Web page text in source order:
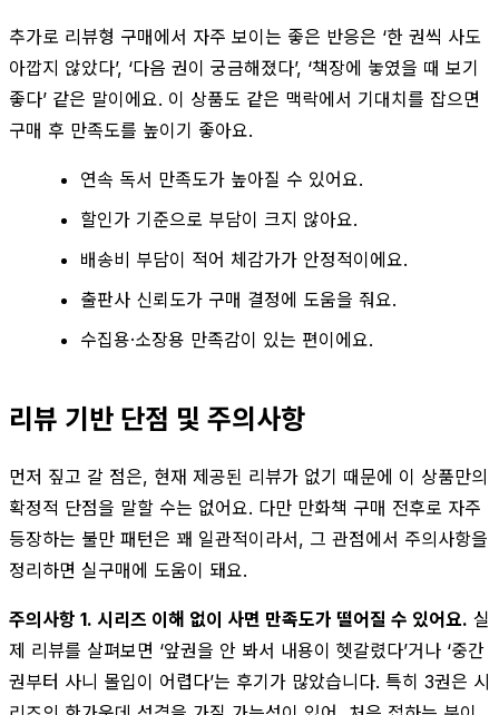
추가로 리뷰형 구매에서 자주 보이는 좋은 반응은 ‘한 권씩 사도
아깝지 않았다’, ‘다음 권이 궁금해졌다’, ‘책장에 놓였을 때 보기
좋다’ 같은 말이에요. 이 상품도 같은 맥락에서 기대치를 잡으면
구매 후 만족도를 높이기 좋아요.
연속 독서 만족도가 높아질 수 있어요.
할인가 기준으로 부담이 크지 않아요.
배송비 부담이 적어 체감가가 안정적이에요.
출판사 신뢰도가 구매 결정에 도움을 줘요.
수집용·소장용 만족감이 있는 편이에요.
리뷰 기반 단점 및 주의사항
먼저 짚고 갈 점은, 현재 제공된 리뷰가 없기 때문에 이 상품만의
확정적 단점을 말할 수는 없어요. 다만 만화책 구매 전후로 자주
등장하는 불만 패턴은 꽤 일관적이라서, 그 관점에서 주의사항을
정리하면 실구매에 도움이 돼요.
주의사항 1. 시리즈 이해 없이 사면 만족도가 떨어질 수 있어요. 실
제 리뷰를 살펴보면 ‘앞권을 안 봐서 내용이 헷갈렸다’거나 ‘중간
권부터 사니 몰입이 어렵다’는 후기가 많았습니다. 특히 3권은 시